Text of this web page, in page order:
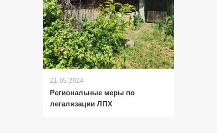
21.05.2024
Региональные меры по
легализации ЛПХ